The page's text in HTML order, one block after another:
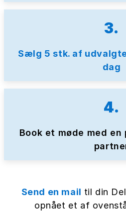
3.
Sælg 5 stk. af
dag
4.
Book et møde med
Send en mail til din
opnået et af